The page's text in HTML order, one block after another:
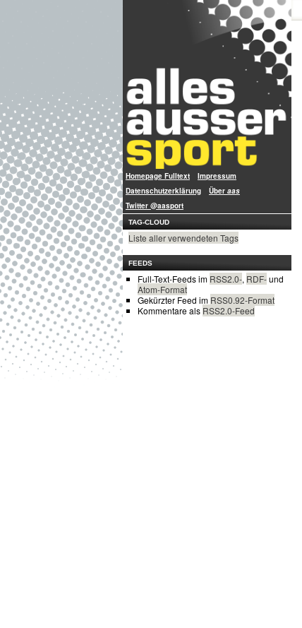
Homepage Fulltext
Impressum
Datenschutzerklärung
Über aas
Twitter @aasport
TAG-CLOUD
Liste aller verwendeten Tags
FEEDS
Full-Text-Feeds im RSS2.0-, RDF-und
Atom-Format
Gekürzter Feed im RSS0.92-Format
Kommentare als RSS2.0-Feed